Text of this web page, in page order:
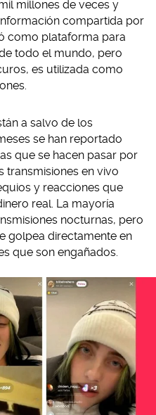
millones de veces y
compartida por
como plataforma para
todo el mundo, pero
es utilizada como
a salvo de los
se han reportado
que se hacen pasar por
transmisiones en vivo
y reacciones que
real. La mayoría
nocturnas, pero
golpea directamente en
que son engañados.